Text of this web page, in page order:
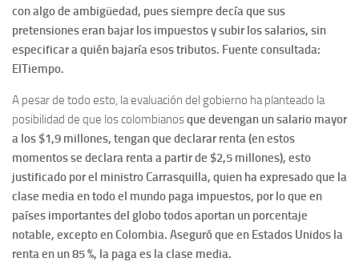
con algo de ambigüedad, pues siempre decía que sus
pretensiones eran bajar los impuestos y subir los salarios, sin
especificar a quién bajaría esos tributos. Fuente consultada:
ElTiempo.
A pesar de todo esto, la evaluación del gobierno ha planteado la
posibilidad de que los colombianosque devengan un salario mayor
a los $1,9 millones, tengan que declarar renta (en estos
momentos se declara renta a partir de $2,5 millones), esto
justificado por el ministro Carrasquilla, quien ha expresado que la
clase media en todo el mundo paga impuestos, por lo que en
países importantes del globo todos aportan un porcentaje
notable, excepto en Colombia. Aseguró que en Estados Unidos la
renta en un 85 %, la paga es la clase media.